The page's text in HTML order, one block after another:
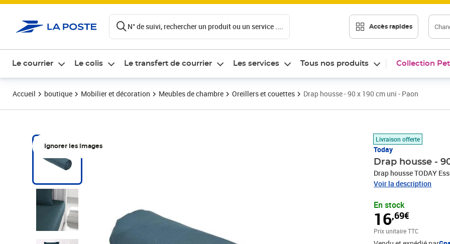
N° de suivi, rechercher un produit ou un service .... Accès rapides
Le courrier Le colis Le transfert de courrier Les services Tous nos produits Collection
Accueil boutique Mobilier et décoration Meubles de chambre Oreillers et couettes Drap housse - 90 x 190 cm uni - Paon
Ignorer les images
Livraison offerte
Today
Drap housse -
Drap housse TODAY
Voir la description
En stock
16,69€
Prix 16,69€
Prix unitaire TTC